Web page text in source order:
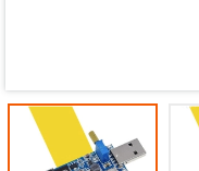
Điều kiện: